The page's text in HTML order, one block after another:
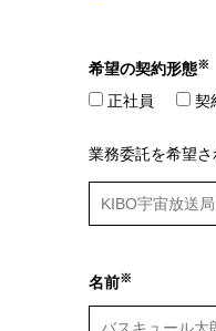
希望の契約形態※
正社員 契
業務委託を希望
名前※